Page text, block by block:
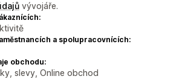
vývojáře.
a spolupracovnících:
obchodu:
slevy, Online obchod